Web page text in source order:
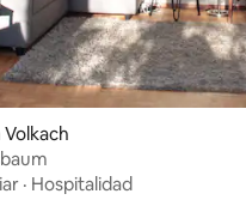
Volkach
· Hospitalidad